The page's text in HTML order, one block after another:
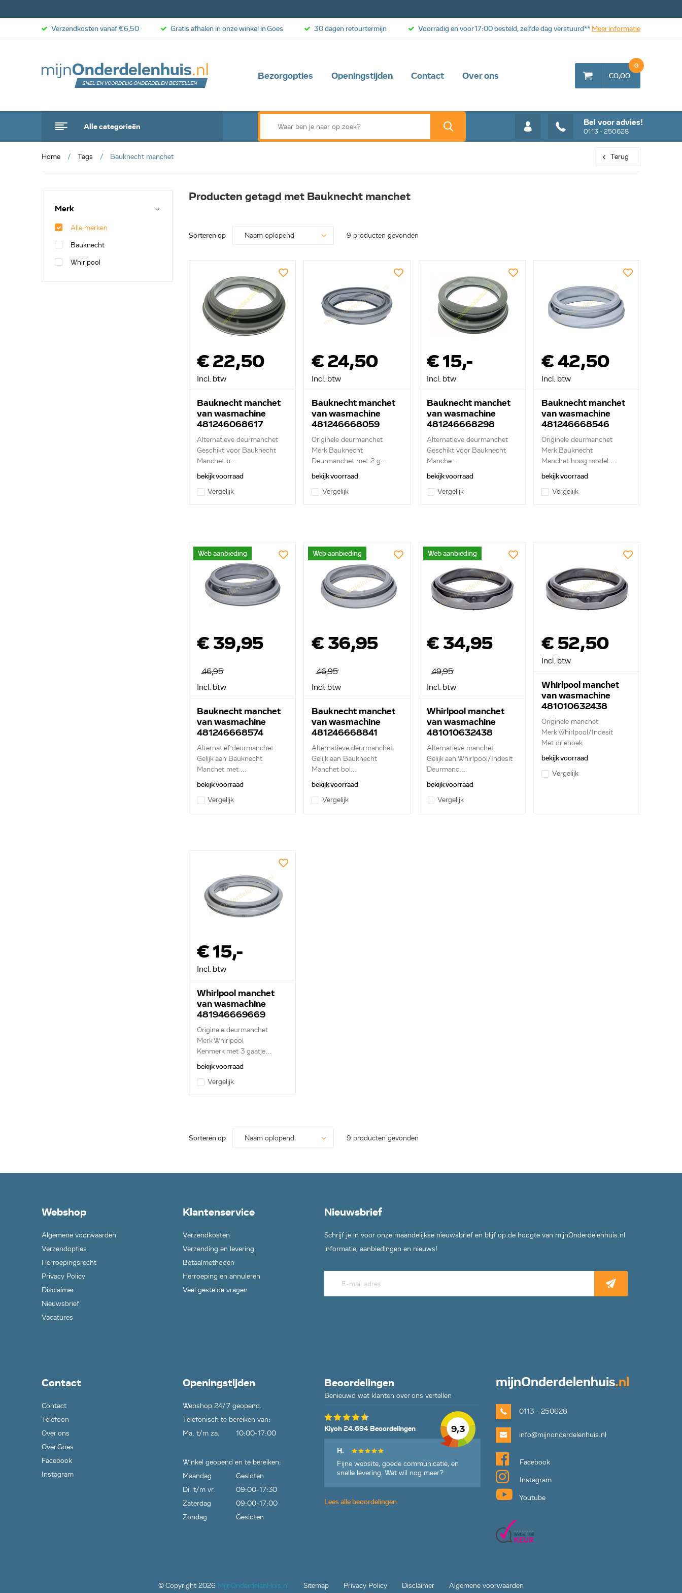
Bezorgopties Openingstijden Contact Over ons
Alle categorieën Bel voor advies!
0113 - 250628
€0,00
0
Verzendkosten vanaf €6,50 Gratis afhalen in onze winkel in Goes 30 dagen retourtermijn Voorradig en voor 17:00 besteld, zelfde dag verstuurd** Meer informatie
Home Tags Bauknecht manchet Terug
Merk
Alle merken
Bauknecht
Whirlpool
Producten getagd met Bauknecht manchet
Sorteren op 9 producten gevonden
€ 22,50
Incl. btw
Bauknecht manchet
van wasmachine
481246068617
Alternatieve deurmanchet
Geschikt voor Bauknecht
Manchet b...
bekijk voorraad
Vergelijk
€ 24,50
Incl. btw
Bauknecht manchet
van wasmachine
481246668059
Originele deurmanchet
Merk Bauknecht
Deurmanchet met 2 g...
bekijk voorraad
Vergelijk
€ 15,-
Incl. btw
Bauknecht manchet
van wasmachine
481246668298
Alternatieve deurmanchet
Geschikt voor Bauknecht
Manche...
bekijk voorraad
Vergelijk
€ 42,50
Incl. btw
Bauknecht manchet
van wasmachine
481246668546
Originele deurmanchet
Merk Bauknecht
Manchet hoog model ...
bekijk voorraad
Vergelijk
Web aanbieding
€ 39,95
46,95
Incl. btw
Bauknecht manchet
van wasmachine
481246668574
Alternatief deurmanchet
Gelijk aan Bauknecht
Manchet met ...
bekijk voorraad
Vergelijk
Web aanbieding
€ 36,95
46,95
Incl. btw
Bauknecht manchet
van wasmachine
481246668841
Alternatieve deurmanchet
Gelijk aan Bauknecht
Manchet bol...
bekijk voorraad
Vergelijk
Web aanbieding
€ 34,95
49,95
Incl. btw
Whirlpool manchet
van wasmachine
481010632438
Alternatieve manchet
Gelijk aan Whirlpool/Indesit
Deurmanc...
bekijk voorraad
Vergelijk
€ 52,50
Incl. btw
Whirlpool manchet
van wasmachine
481010632438
Originele manchet
Merk Whirlpool/Indesit
Met driehoek
bekijk voorraad
Vergelijk
€ 15,-
Incl. btw
Whirlpool manchet
van wasmachine
481946669669
Originele deurmanchet
Merk Whirlpool
Kenmerk met 3 gaatje...
bekijk voorraad
Vergelijk
Sorteren op 9 producten gevonden
Webshop
Algemene voorwaarden
Verzendopties
Herroepingsrecht
Privacy Policy
Disclaimer
Nieuwsbrief
Vacatures
Klantenservice
Verzendkosten
Verzending en levering
Betaalmethoden
Herroeping en annuleren
Veel gestelde vragen
Nieuwsbrief
Schrijf je in voor onze maandelijkse nieuwsbrief en blijf op de hoogte van mijnOnderdelenhuis.nl
informatie, aanbiedingen en nieuws!
Contact
Contact
Telefoon
Over ons
Over Goes
Facebook
Instagram
Openingstijden
Webshop 24/7 geopend.
Telefonisch te bereiken van:
Ma. t/m za.
10:00-17:00
Winkel geopend en te bereiken:
Maandag
Gesloten
Di. t/m vr.
09:00-17:30
Zaterdag
09:00-17:00
Zondag
Gesloten
Beoordelingen
Benieuwd wat klanten over ons vertellen
9,3
Kiyoh 24.694 Beoordelingen
H.
Fijne website, goede communicatie, en
snelle levering. Wat wil nog meer?
Lees alle beoordelingen
mijnOnderdelenhuis.nl
0113 - 250628
info@mijnonderdelenhuis.nl
Facebook
Instagram
Youtube
© Copyright 2026 MijnOnderdelenHuis.nl Sitemap Privacy Policy Disclaimer Algemene voorwaarden